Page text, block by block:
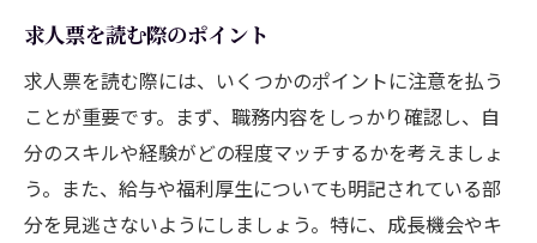
求人票を読む際のポイント
求人票を読む際には、いくつかのポイントに注意を払う
ことが重要です。まず、職務内容をしっかり確認し、自
分のスキルや経験がどの程度マッチするかを考えましょ
う。また、給与や福利厚生についても明記されている部
分を見逃さないようにしましょう。特に、成長機会やキ